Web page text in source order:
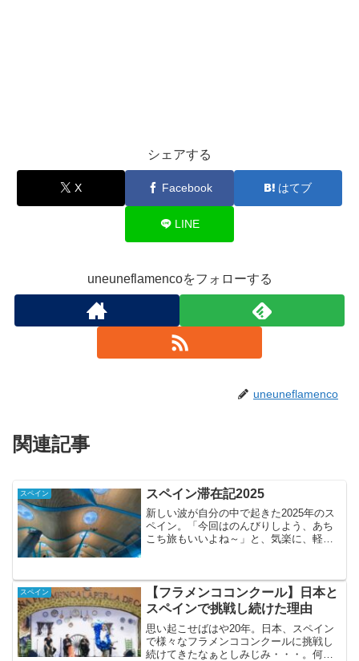
シェアする
X Facebook はてブ
LINE
uneuneflamencoをフォローする
uneuneflamenco
関連記事
スペイン スペイン滞在記2025
新しい波が自分の中で起きた2025年のス
ペイン。「今回はのんびりしよう、あち
こち旅もいいよね～」と、気楽に、軽～
れこれに傾いていた心の...
スペイン
【フラメンココンクール】日本と
スペインで挑戦し続けた理由
思い起こせばはや20年。日本、スペイン
で様々なフラメンココンクールに挑戦し
続けてきたなぁとしみじみ・・・。何